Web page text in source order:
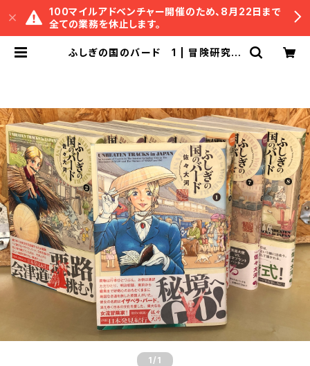
100マイルアドベンチャー開催のため、8月22日まで
全ての業務を休止します。
ふしぎの国のバード 1 | 冒険研究所
1 /1